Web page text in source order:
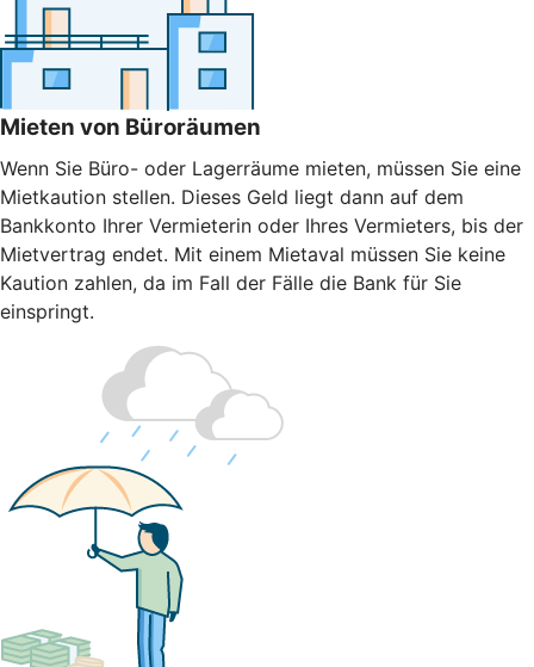
Mieten von Büroräumen
Wenn Sie Büro- oder Lagerräume mieten, müssen Sie eine
Mietkaution stellen. Dieses Geld liegt dann auf dem
Bankkonto Ihrer Vermieterin oder Ihres Vermieters, bis der
Mietvertrag endet. Mit einem Mietaval müssen Sie keine
Kaution zahlen, da im Fall der Fälle die Bank für Sie
einspringt.